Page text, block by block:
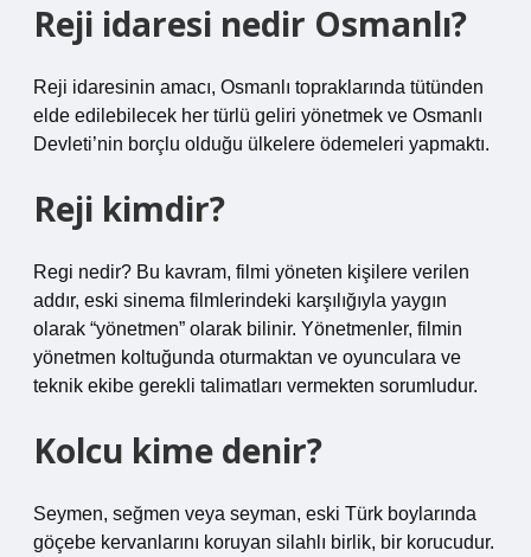
Reji idaresi nedir Osmanlı?
Reji idaresinin amacı, Osmanlı topraklarında tütünden
elde edilebilecek her türlü geliri yönetmek ve Osmanlı
Devleti’nin borçlu olduğu ülkelere ödemeleri yapmaktı.
Reji kimdir?
Regi nedir? Bu kavram, filmi yöneten kişilere verilen
addır, eski sinema filmlerindeki karşılığıyla yaygın
olarak “yönetmen” olarak bilinir. Yönetmenler, filmin
yönetmen koltuğunda oturmaktan ve oyunculara ve
teknik ekibe gerekli talimatları vermekten sorumludur.
Kolcu kime denir?
Seymen, seğmen veya seyman, eski Türk boylarında
göçebe kervanlarını koruyan silahlı birlik, bir korucudur.